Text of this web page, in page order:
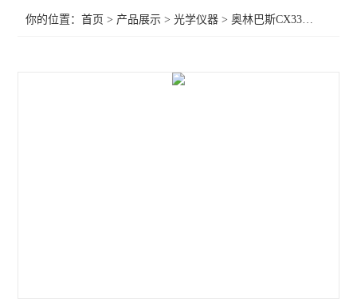
相差显微镜
你的位置：首页 > 产品展示 >光学仪器 >奥林巴斯CX33生物显微镜